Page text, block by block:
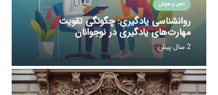
ذهن و هوش
روانشناسی یادگیری: چگونگی تقویت
مهارت‌های یادگیری در نوجوانان
2 سال پیش